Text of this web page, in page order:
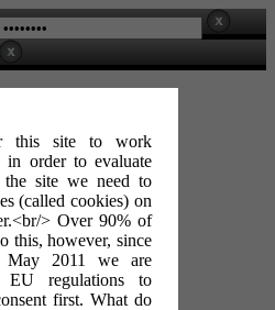
this site to work
in order to evaluate
the site we need to
(called cookies) on
> Over 90% of
this, however, since
2011 we are
EU regulations to
first. What do